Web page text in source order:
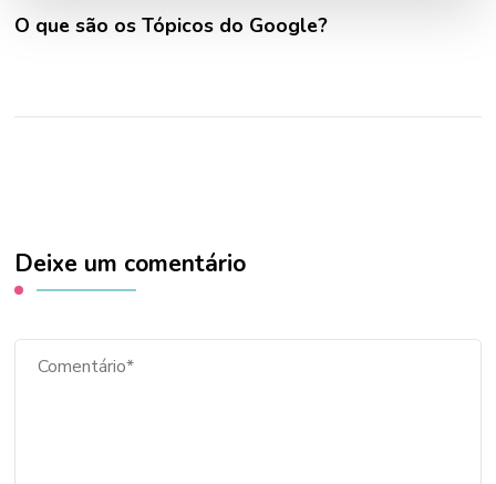
O que são os Tópicos do Google?
Deixe um comentário